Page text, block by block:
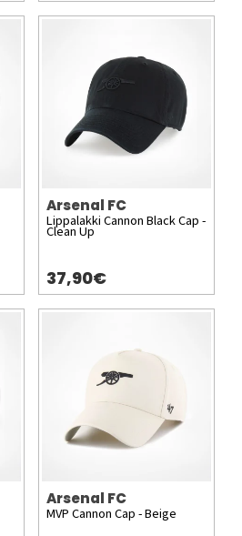
Arsenal FC
Lippalakki Cannon Black Cap -
Clean Up
37,90€
Arsenal FC
MVP Cannon Cap - Beige